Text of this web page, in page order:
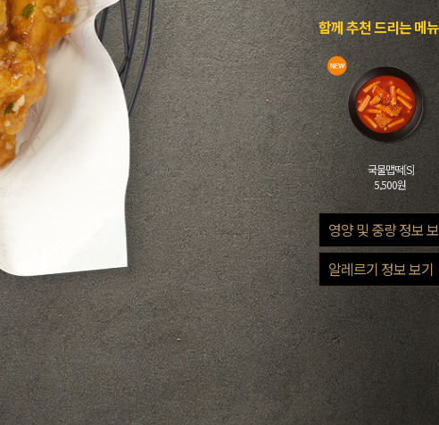
함께 추천 드리는 메뉴
국물맵떡[S]
5,500원
영양 및 중량 정보
열
조리 전
알레르기 정보 보기